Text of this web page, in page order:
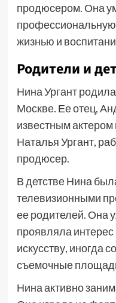
продюсером. Она
профессиональную
жизнью и
Родители и
Нина Ургант
Москве. Ее отец,
известным
Наталья Ургант,
продюсер.
В детстве Нина
телевизионными
ее родителей. Она
проявляла интерес
искусству, иногда
съемочные
Нина активно